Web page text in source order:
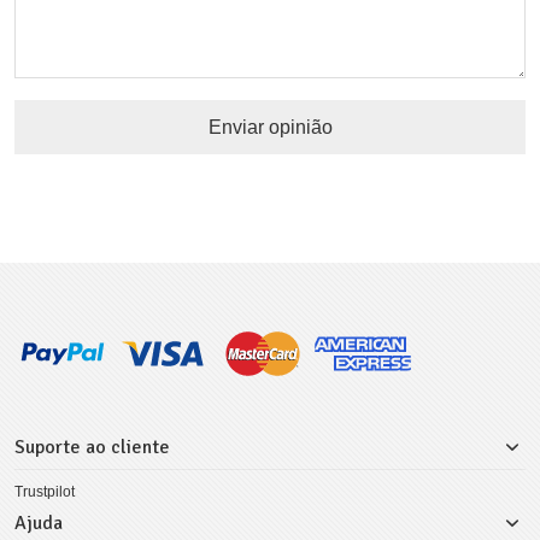
Enviar opinião
Suporte ao cliente
Trustpilot
Ajuda